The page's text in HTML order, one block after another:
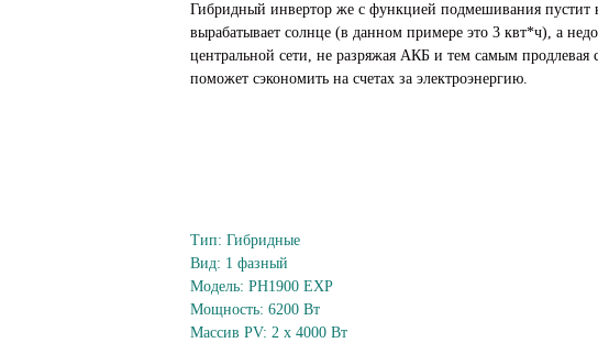
Гибридный инвертор же с функцией подмешивания пустит
вырабатывает солнце (в данном примере это 3 квт*ч), а
центральной сети, не разряжая АКБ и тем самым продлевая
поможет сэкономить на счетах за электроэнергию.
Тип: Гибридные
Вид: 1 фазный
Модель: PH1900 EXP
Мощность: 6200 Вт
Массив PV: 2 х 4000 Вт